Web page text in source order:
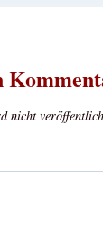
nicht